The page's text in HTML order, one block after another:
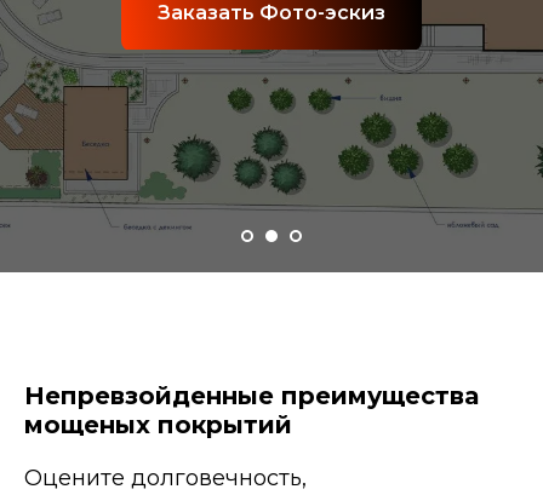
Заказать укладку плитки
Непревзойденные преимущества
мощеных покрытий
Оцените долговечность,